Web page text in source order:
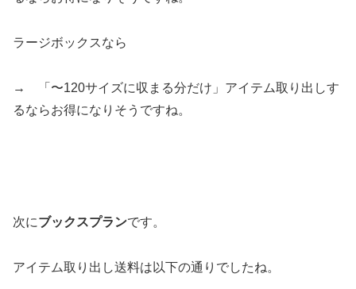
ラージボックスなら
→ 「〜120サイズに収まる分だけ」アイテム取り出しす
るならお得になりそうですね。
次にブックスプランです。
アイテム取り出し送料は以下の通りでしたね。